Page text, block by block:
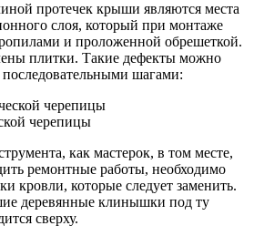
протечек крыши являются места
слоя, который при монтаже
и проложенной обрешеткой.
плитки. Такие дефекты можно
шагами:
черепицы
как мастерок, в том месте,
ремонтные работы, необходимо
кровли, которые следует заменить.
деревянные клинышки под ту
сверху.